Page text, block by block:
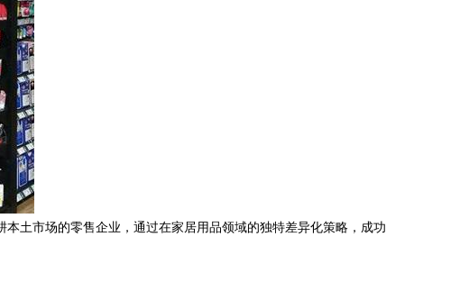
土市场的零售企业，通过在家居用品领域的独特差异化策略，成功